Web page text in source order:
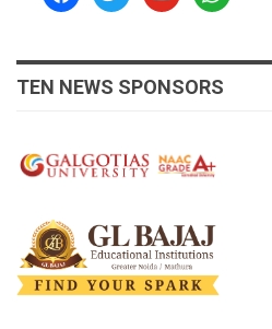
TEN NEWS SPONSORS